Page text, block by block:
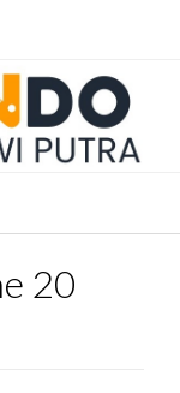
20